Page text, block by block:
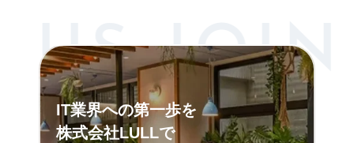
IT業界への第一歩を
株式会社LULLで